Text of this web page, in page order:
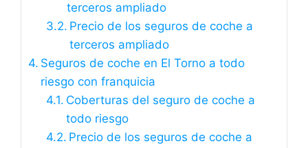
terceros ampliado
Precio de los seguros de coche a
terceros ampliado
Seguros de coche en El Torno a todo
riesgo con franquicia
Coberturas del seguro de coche a
todo riesgo
Precio de los seguros de coche a